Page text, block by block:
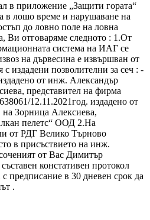
в приложение „Защити гората“
в лошо време и нарушаване на
до ловно поле на ловна
Ви отговаряме следното : 1.От
система на ИАГ се
на дървесина е извършван от
издадени позволителни за сеч : -
от инж. Александър
представител на фирма
12.11.2021год. издадено от
Зорница Алексиева,
пелетс“ ООД 2.На
от РДГ Велико Търново
в присъствието на инж.
от Вас Димитър
констативен протокол
предписание в 30 дневен срок да
.